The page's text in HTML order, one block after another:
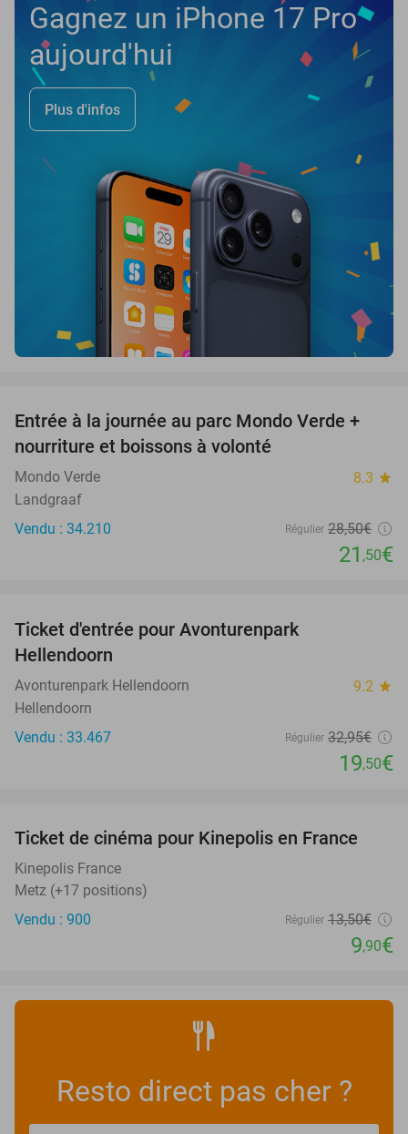
Gagnez un iPhone 17 Pro
aujourd'hui
Plus d'infos
25%
Entrée à la journée au parc Mondo Verde +
nourriture et boissons à volonté
Mondo Verde 8.3 star
Landgraaf
Vendu : 34.210
Régulier 28,50€
21 ,50€
Ticket d'entrée pour Avonturenpark
Hellendoorn
Avonturenpark Hellendoorn 9.2 star
Hellendoorn
Vendu : 33.467
Régulier 32,95€
19,50€
27%
OUT
Ticket de cinéma pour Kinepolis en France
Kinepolis France
Metz (+17 positions)
Vendu : 900
Régulier 13,50€
9,90€
Resto direct pas cher ?